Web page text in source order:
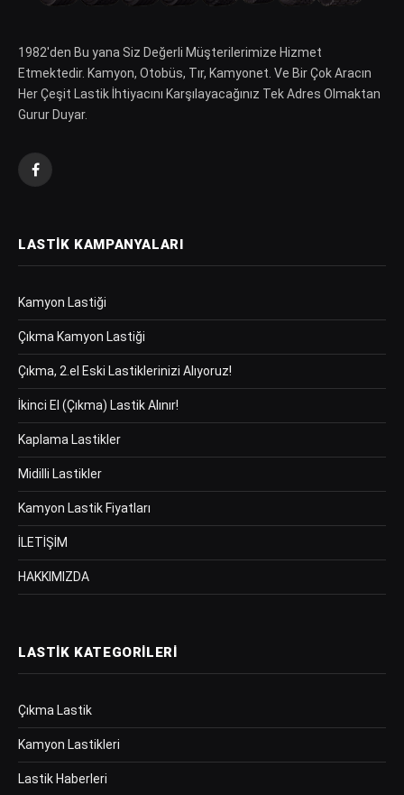
1982′den Bu yana Siz Değerli Müşterilerimize Hizmet
Etmektedir. Kamyon, Otobüs, Tır, Kamyonet. Ve Bir Çok Aracın
Her Çeşit Lastik İhtiyacını Karşılayacağınız Tek Adres Olmaktan
Gurur Duyar.
Facebook
LASTIK KAMPANYALARI
Kamyon Lastiği
Çıkma Kamyon Lastiği
Çıkma, 2.el Eski Lastiklerinizi Alıyoruz!
İkinci El (Çıkma) Lastik Alınır!
Kaplama Lastikler
Midilli Lastikler
Kamyon Lastik Fiyatları
İLETİŞİM
HAKKIMIZDA
LASTIK KATEGORILERI
Çıkma Lastik
Kamyon Lastikleri
Lastik Haberleri